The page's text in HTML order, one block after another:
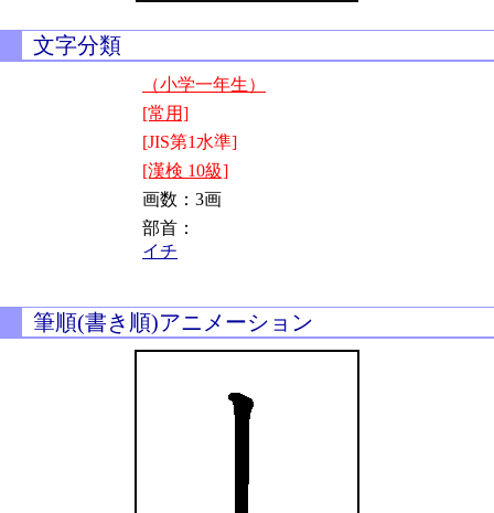
文字分類
（小学一年生）
[常用]
[JIS第1水準]
[漢検 10級]
画数：3画
部首：
イチ
筆順(書き順)アニメーション